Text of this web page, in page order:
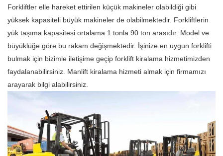
Forkliftler elle hareket ettirilen küçük makineler olabildiği gibi
yüksek kapasiteli büyük makineler de olabilmektedir. Forkliftlerin
yük taşıma kapasitesi ortalama 1 tonla 90 ton arasıdır. Model ve
büyüklüğe göre bu rakam değişmektedir. İşinize en uygun forklifti
bulmak için bizimle iletişime geçip forklift kiralama hizmetimizden
faydalanabilirsiniz. Manlift kiralama hizmeti almak için firmamızı
arayarak bilgi alabilirsiniz.